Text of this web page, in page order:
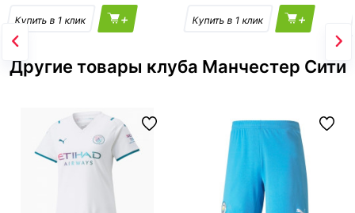
+ +
Другие товары клуба Манчестер Сити